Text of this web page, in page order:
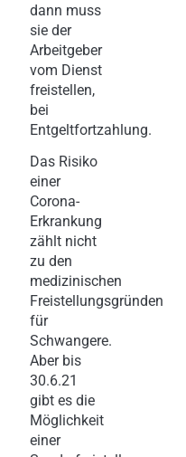
dann muss
sie der
Arbeitgeber
vom Dienst
freistellen,
bei
Entgeltfortzahlung.
Das Risiko
einer
Corona-
Erkrankung
zählt nicht
zu den
medizinischen
Freistellungsgründen
für
Schwangere.
Aber bis
30.6.21
gibt es die
Möglichkeit
einer